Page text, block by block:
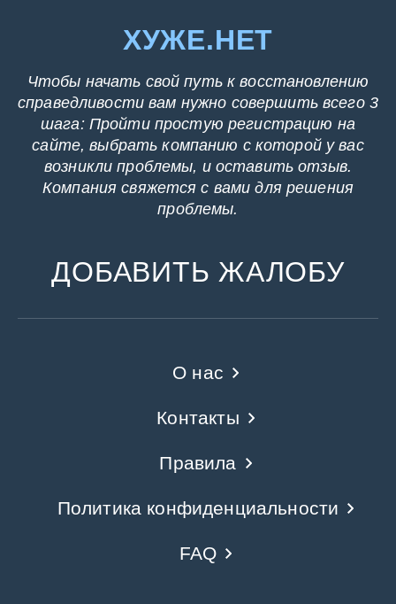
ХУЖЕ.НЕТ
Чтобы начать свой путь к восстановлению
справедливости вам нужно совершить всего 3
шага: Пройти простую регистрацию на
сайте, выбрать компанию с которой у вас
возникли проблемы, и оставить отзыв.
Компания свяжется с вами для решения
проблемы.
ДОБАВИТЬ ЖАЛОБУ
О нас
Контакты
Правила
Политика конфиденциальности
FAQ